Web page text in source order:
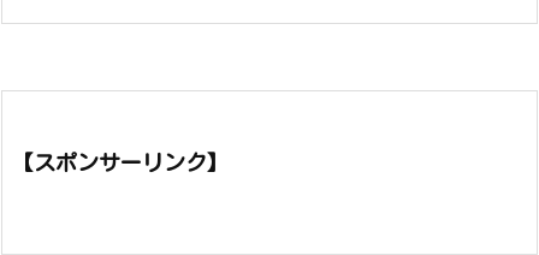
【スポンサーリンク】